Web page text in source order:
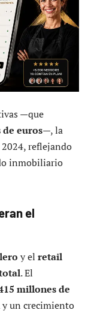
—que
euros—, la
2024, reflejando
inmobiliario
el
y el retail
. El
millones de
y un crecimiento